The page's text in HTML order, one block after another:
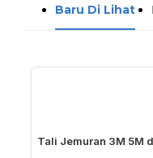
Baru Di Lihat
Tali Jemuran 3M 5M